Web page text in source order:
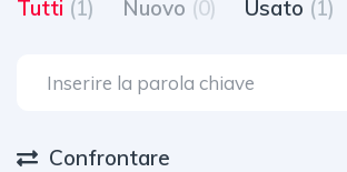
Tutti (1) Nuovo (0) Usato (1)
Confrontare